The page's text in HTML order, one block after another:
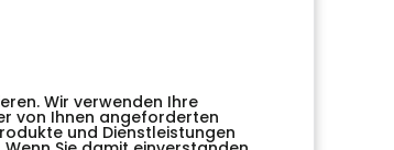
Wir verwenden Ihre
von Ihnen angeforderten
und Dienstleistungen